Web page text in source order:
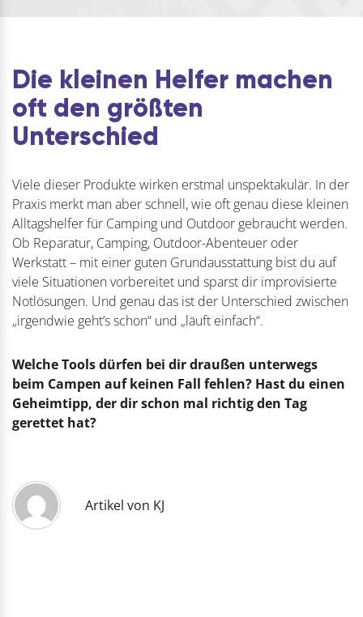
Die kleinen Helfer machen
oft den größten
Unterschied
Viele dieser Produkte wirken erstmal unspektakulär. In der
Praxis merkt man aber schnell, wie oft genau diese kleinen
Alltagshelfer für Camping und Outdoor gebraucht werden.
Ob Reparatur, Camping, Outdoor-Abenteuer oder
Werkstatt – mit einer guten Grundausstattung bist du auf
viele Situationen vorbereitet und sparst dir improvisierte
Notlösungen. Und genau das ist der Unterschied zwischen
„irgendwie geht’s schon“ und „läuft einfach“.
Welche Tools dürfen bei dir draußen unterwegs
beim Campen auf keinen Fall fehlen? Hast du einen
Geheimtipp, der dir schon mal richtig den Tag
gerettet hat?
Artikel von KJ